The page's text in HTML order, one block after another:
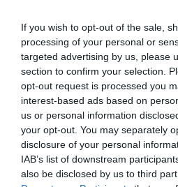
If you wish to opt-out of the sale,
processing of your personal or
targeted advertising by us, please
section to confirm your selection.
opt-out request is processed you
interest-based ads based on
us or personal information
your opt-out. You may separately
disclosure of your personal
IAB’s list of downstream
also be disclosed by us to third
Se souvenir de moi
Se
Vous n'avez pas de